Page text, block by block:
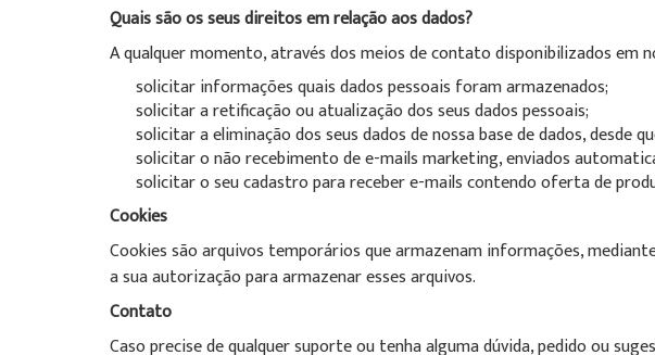
Quais são os seus direitos em relação aos dados?
A qualquer momento, através dos meios de contato disponibilizados em
solicitar informações quais dados pessoais foram armazenados;
solicitar a retificação ou atualização dos seus dados pessoais;
solicitar a eliminação dos seus dados de nossa base de dados,
solicitar o não recebimento de e-mails marketing, enviados
solicitar o seu cadastro para receber e-mails contendo oferta de
Cookies
Cookies são arquivos temporários que armazenam informações,
a sua autorização para armazenar esses arquivos.
Contato
Caso precise de qualquer suporte ou tenha alguma dúvida, pedido ou